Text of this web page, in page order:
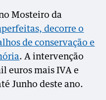
Mosteiro da
decorre o
de conservação e
. A intervenção
euros mais IVA e
Junho deste ano.